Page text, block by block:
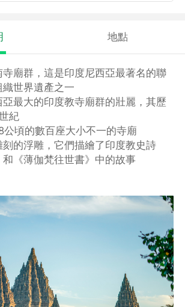
地點
廟群，這是印度尼西亞最著名的聯
世界遺產之一
最大的印度教寺廟群的壯麗，其歷
紀
頃的數百座大小不一的寺廟
的浮雕，它們描繪了印度教史詩
和《薄伽梵往世書》中的故事